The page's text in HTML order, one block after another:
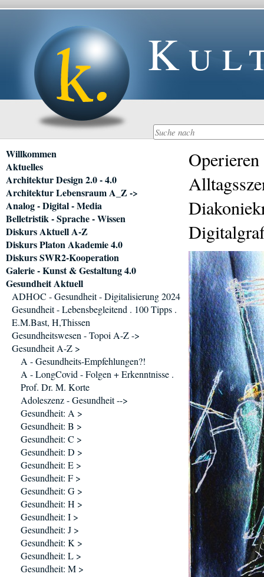
Navigation
überspringen
Willkommen
Aktuelles
Architektur Design 2.0 - 4.0
Architektur Lebensraum A_Z ->
Analog - Digital - Media
Belletristik - Sprache - Wissen
Diskurs Aktuell A-Z
Diskurs Platon Akademie 4.0
Diskurs SWR2-Kooperation
Galerie - Kunst & Gestaltung 4.0
Gesundheit Aktuell
ADHOC - Gesundheit - Digitalisierung 2024
Gesundheit - Lebensbegleitend . 100 Tipps .
E.M.Bast, H,Thissen
Gesundheitswesen - Topoi A-Z ->
Gesundheit A-Z >
A - Gesundheits-Empfehlungen?!
A - LongCovid - Folgen + Erkenntnisse .
Prof. Dr. M. Korte
Adoleszenz - Gesundheit -->
Gesundheit: A >
Gesundheit: B >
Gesundheit: C >
Gesundheit: D >
Gesundheit: E >
Gesundheit: F >
Gesundheit: G >
Gesundheit: H >
Gesundheit: I >
Gesundheit: J >
Gesundheit: K >
Gesundheit: L >
Gesundheit: M >